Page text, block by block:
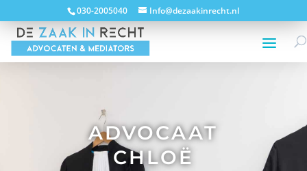
030-2005040 Info@dezaakinrecht.nl
ADVOCAAT
CHLOË